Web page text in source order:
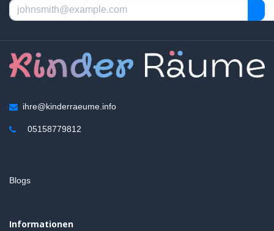
ihre@kinderraeume.info
05158779812
Blogs
Informationen